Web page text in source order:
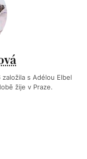
s Adélou Elbel
žije v Praze.